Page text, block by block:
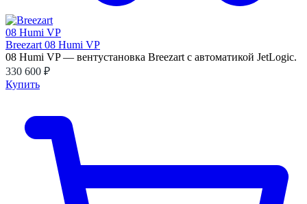
Breezart 08 Humi VP
08 Humi VP — вентустановка Breezart с автоматикой JetLogic.
330 600 ₽
Купить